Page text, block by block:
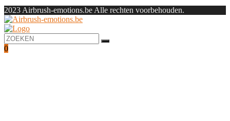
2023 Airbrush-emotions.be Alle rechten voorbehouden.
0